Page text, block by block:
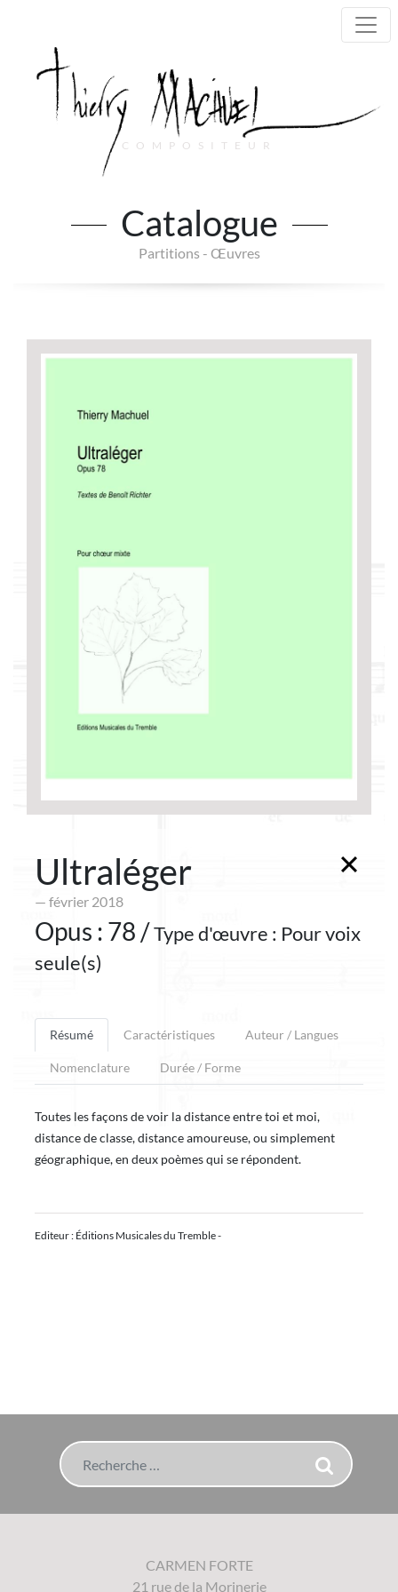
COMPOSITEUR
Main Navigation
Catalogue
Partitions - Œuvres
Ultraléger
— février 2018
Opus : 78 /Type d'œuvre : Pour voix
seule(s)
Résumé Caractéristiques Auteur / Langues
Nomenclature Durée / Forme
Toutes les façons de voir la distance entre toi et moi,
distance de classe, distance amoureuse, ou simplement
géographique, en deux poèmes qui se répondent.
Editeur : Éditions Musicales du Tremble -
Rechercher
CARMEN FORTE
21 rue de la Morinerie